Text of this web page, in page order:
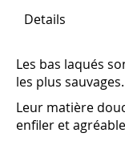
Details
Les bas laqués
les plus sauvages.
Leur matière
enfiler et